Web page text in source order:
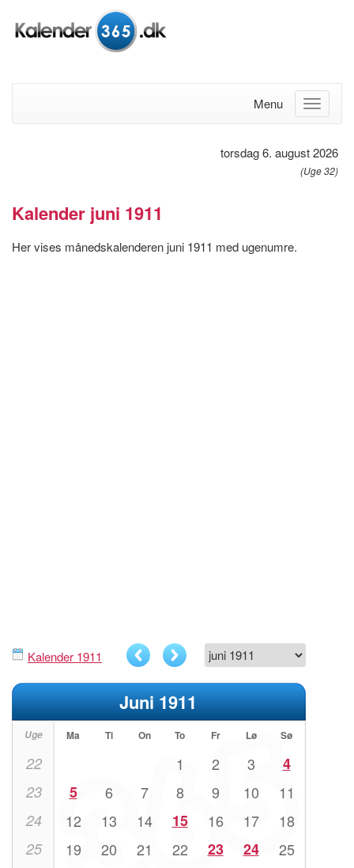
Menu
torsdag 6. august 2026
(Uge 32)
Kalender juni 1911
Her vises månedskalenderen juni 1911 med ugenumre.
Kalender 1911
Juni 1911
Uge Ma Ti On To Fr Lø Sø
22 1 2 3 4
23 5 6 7 8 9 10 11
24 12 13 14 15 16 17 18
25 19 20 21 22 23 24 25